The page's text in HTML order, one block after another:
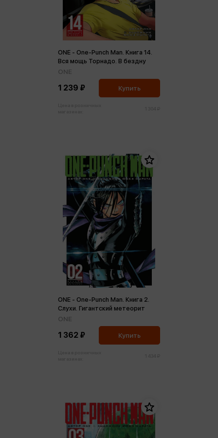
ONE - One-Punch Man. Книга 14.
Вся мощь Торнадо. В бездну
ONE
1 239 ₽ Купить
ONE - One-Punch Man. Книга 2.
Слухи. Гигантский метеорит
ONE
1 362 ₽ Купить